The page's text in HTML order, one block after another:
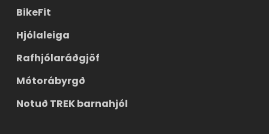
BikeFit
Hjólaleiga
Rafhjólaráðgjöf
Mótorábyrgð
Notuð TREK barnahjól